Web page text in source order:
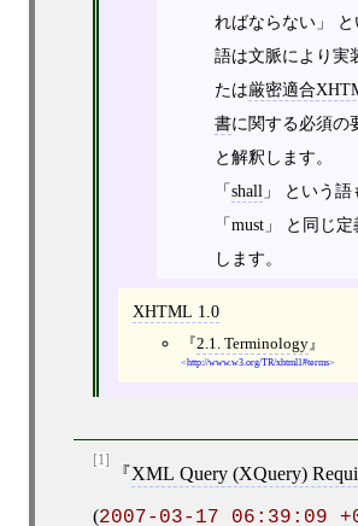
ればならない
と
語は文脈により実
たは厳密適合
書に関する必須の
と解釈します。
shall
という語
must
と同じ定
します。
XHTML 1.0
2.1. Terminology
http://www.w3.org/TR/xhtml1#terms
[1]
XML Query (XQuery)
(2007-03-17 06:39:09